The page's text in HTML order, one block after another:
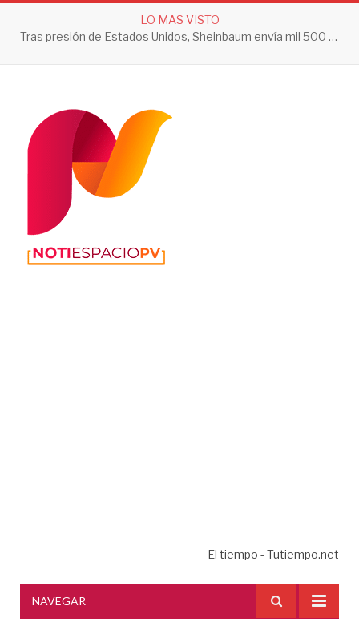
LO MAS VISTO
Tras presión de Estados Unidos, Sheinbaum envía mil 500 soldados a Michoacán
El tiempo - Tutiempo.net
NAVEGAR